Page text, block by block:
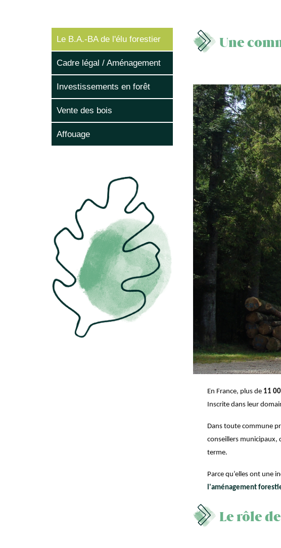
Le B.A.-BA de l'élu forestier
Cadre légal / Aménagement
Investissements en forêt
Vente des bois
Affouage
Une
En France, plus de 11
Inscrite dans leur
Dans toute commune
conseillers municipaux,
terme.
Parce qu’elles ont une
l'aménagement
Le rôle